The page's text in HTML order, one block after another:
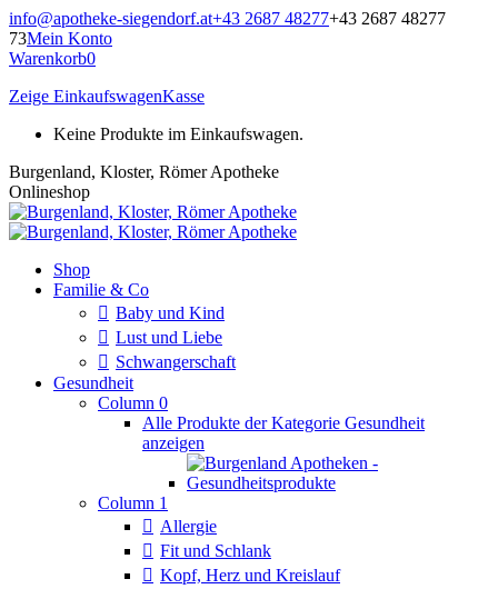
Zum
Inhalt
springen
info@apotheke-siegendorf.at+43 2687 48277+43 2687 48277
73Mein Konto
Warenkorb0
Zeige EinkaufswagenKasse
Keine Produkte im Einkaufswagen.
Burgenland, Kloster, Römer Apotheke
Onlineshop
Shop
Familie & Co
Baby und Kind
Lust und Liebe
Schwangerschaft
Gesundheit
Column 0
Alle Produkte der Kategorie Gesundheit
anzeigen
Column 1
Allergie
Fit und Schlank
Kopf, Herz und Kreislauf